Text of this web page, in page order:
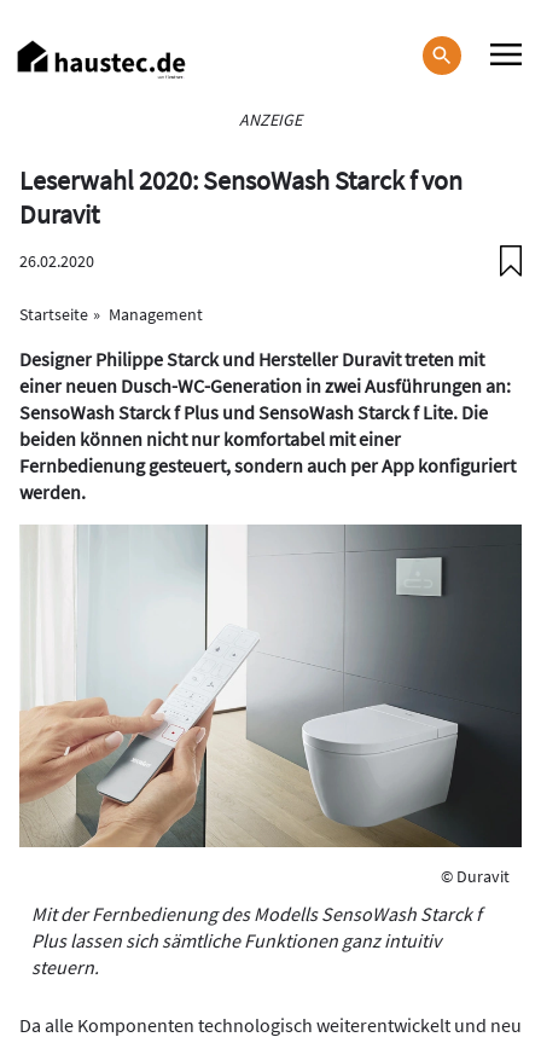
zum
Inhalt
ANZEIGE
Leserwahl 2020: SensoWash Starck f von
Duravit
26.02.2020
Startseite Management
Designer Philippe Starck und Hersteller Duravit treten mit
einer neuen Dusch-WC-Generation in zwei Ausführungen an:
SensoWash Starck f Plus und SensoWash Starck f Lite. Die
beiden können nicht nur komfortabel mit einer
Fernbedienung gesteuert, sondern auch per App konfiguriert
werden.
© Duravit
Mit der Fernbedienung des Modells SensoWash Starck f
Plus lassen sich sämtliche Funktionen ganz intuitiv
steuern.
Da alle Komponenten technologisch weiterentwickelt und neu